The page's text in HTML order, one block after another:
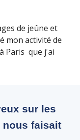
de jeûne et
mon activité de
Paris que j'ai
sur les
nous faisait